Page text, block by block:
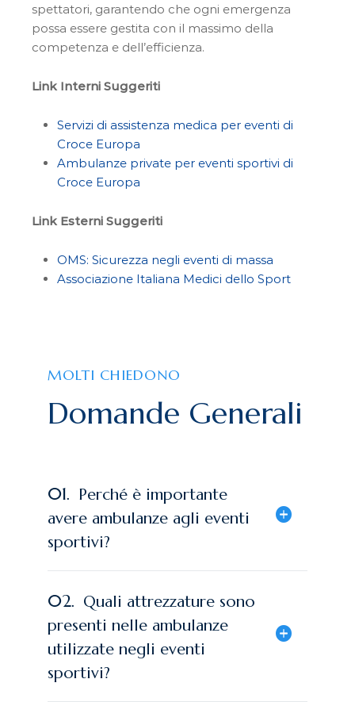
spettatori, garantendo che ogni emergenza
possa essere gestita con il massimo della
competenza e dell’efficienza.
Link Interni Suggeriti
Servizi di assistenza medica per eventi di
Croce Europa
Ambulanze private per eventi sportivi di
Croce Europa
Link Esterni Suggeriti
OMS: Sicurezza negli eventi di massa
Associazione Italiana Medici dello Sport
MOLTI CHIEDONO
Domande Generali
01. Perché è importante
avere ambulanze agli eventi
sportivi?
02. Quali attrezzature sono
presenti nelle ambulanze
utilizzate negli eventi
sportivi?